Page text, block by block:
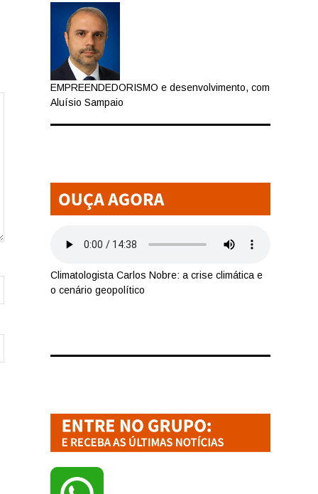
EMPREENDEDORISMO e desenvolvimento, com
Aluísio Sampaio
Climatologista Carlos Nobre: a crise climática e
o cenário geopolítico